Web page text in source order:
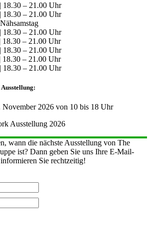
18.30 – 21.00 Uhr
18.30 – 21.00 Uhr
18.30 – 21.00 Uhr
18.30 – 21.00 Uhr
18.30 – 21.00 Uhr
18.30 – 21.00 Uhr
18.30 – 21.00 Uhr
November 2026 von 10 bis 18 Uhr
wann die nächste Ausstellung von The
ist? Dann geben Sie uns Ihre E-Mail-
Sie rechtzeitig!